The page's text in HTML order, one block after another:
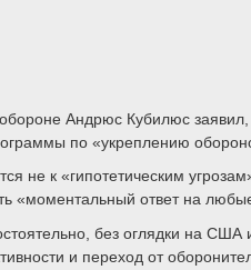
Андрюс Кубилюс
по «укреплению
не к «гипотетическим
«моментальный ответ на
без оглядки на
и переход от